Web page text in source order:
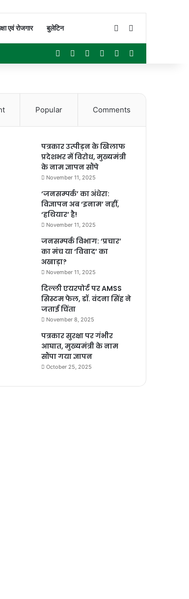
एवं रोजगार बुलेटिन Switch skin
Facebook YouTubeInstagramWhatsApp
Popular Comments
पत्रकार उत्पीड़न के खिलाफ
प्रदेशभर में विरोध, मुख्यमंत्री
के नाम ज्ञापन सौंपे
November 11, 2025
‘जनसम्पर्क’ का अंधेरा:
विज्ञापन अब ‘इनाम’ नहीं,
‘हथियार’ है!
November 11, 2025
जनसम्पर्क विभाग: ‘प्रचार’
का मंच या ‘विवाद’ का
अखाड़ा?
November 11, 2025
दिल्ली एयरपोर्ट पर AMSS
सिस्टम फेल, डॉ. वंदना सिंह ने
जताई चिंता
November 8, 2025
पत्रकार सुरक्षा पर गंभीर
आघात, मुख्यमंत्री के नाम
सौंपा गया ज्ञापन
October 25, 2025